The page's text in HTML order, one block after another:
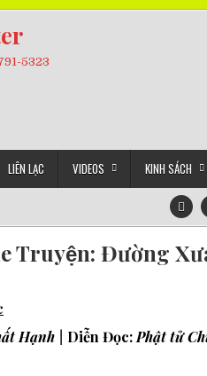
5323
LIÊN LẠC VIDEOS KINH SÁCH
Truyện: Đường
Hạnh | Diễn Đọc: Phật tử